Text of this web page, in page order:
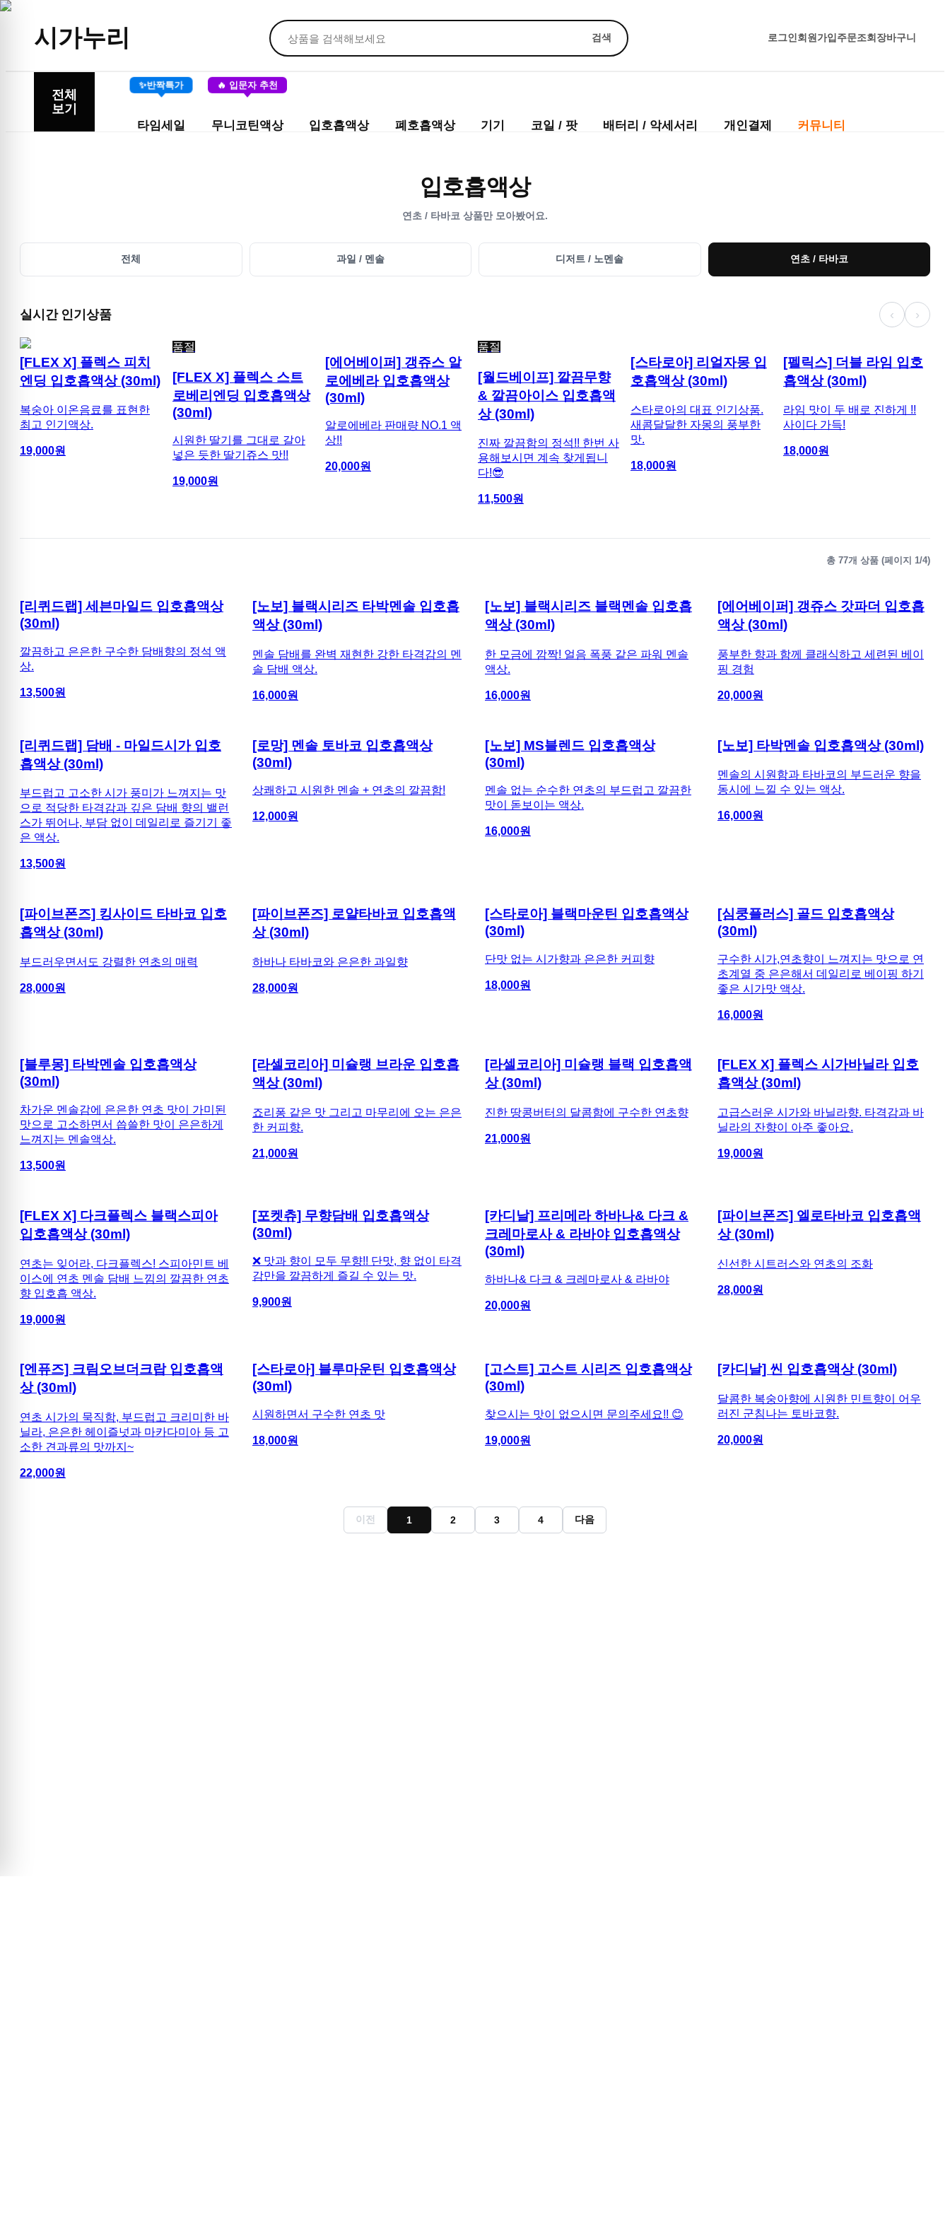
시가누리 검색 로그인 회원가입 주문조회 장바구니
전체
보기
✨반짝특가
타임세일
🔥 입문자 추천
무니코틴액상 입호흡액상 폐호흡액상 기기 코일 / 팟 배터리 / 악세서리 개인결제 커뮤니티
입호흡액상
연초 / 타바코 상품만 모아봤어요.
전체 과일 / 멘솔 디저트 / 노멘솔 연초 / 타바코
실시간 인기상품 ‹ ›
[FLEX X] 플렉스 피치
엔딩 입호흡액상 (30ml)
복숭아 이온음료를 표현한
최고 인기액상.
19,000원
품절
[FLEX X] 플렉스 스트
로베리엔딩 입호흡액상
(30ml)
시원한 딸기를 그대로 갈아
넣은 듯한 딸기쥬스 맛!!
19,000원
[에어베이퍼] 갱쥬스 알
로에베라 입호흡액상
(30ml)
알로에베라 판매량 NO.1 액
상!!
20,000원
품절
[월드베이프] 깔끔무향
& 깔끔아이스 입호흡액
상 (30ml)
진짜 깔끔함의 정석!! 한번 사
용해보시면 계속 찾게됩니
다!😎
11,500원
[스타로아] 리얼자몽 입
호흡액상 (30ml)
스타로아의 대표 인기상품.
새콤달달한 자몽의 풍부한
맛.
18,000원
[펠릭스] 더블 라임 입호
흡액상 (30ml)
라임 맛이 두 배로 진하게 !!
사이다 가득!
18,000원
총 77개 상품 (페이지 1/4)
[리퀴드랩] 세븐마일드 입호흡액상
(30ml)
깔끔하고 은은한 구수한 담배향의 정석 액
상.
13,500원
[노보] 블랙시리즈 타박멘솔 입호흡
액상 (30ml)
멘솔 담배를 완벽 재현한 강한 타격감의 멘
솔 담배 액상.
16,000원
[노보] 블랙시리즈 블랙멘솔 입호흡
액상 (30ml)
한 모금에 깜짝! 얼음 폭풍 같은 파워 멘솔
액상.
16,000원
[에어베이퍼] 갱쥬스 갓파더 입호흡
액상 (30ml)
풍부한 향과 함께 클래식하고 세련된 베이
핑 경험
20,000원
[리퀴드랩] 담배 - 마일드시가 입호
흡액상 (30ml)
부드럽고 고소한 시가 풍미가 느껴지는 맛
으로 적당한 타격감과 깊은 담배 향의 밸런
스가 뛰어나, 부담 없이 데일리로 즐기기 좋
은 액상.
13,500원
[로망] 멘솔 토바코 입호흡액상
(30ml)
상쾌하고 시원한 멘솔 + 연초의 깔끔함!
12,000원
[노보] MS블렌드 입호흡액상
(30ml)
멘솔 없는 순수한 연초의 부드럽고 깔끔한
맛이 돋보이는 액상.
16,000원
[노보] 타박멘솔 입호흡액상 (30ml)
멘솔의 시원함과 타바코의 부드러운 향을
동시에 느낄 수 있는 액상.
16,000원
[파이브폰즈] 킹사이드 타바코 입호
흡액상 (30ml)
부드러우면서도 강렬한 연초의 매력
28,000원
[파이브폰즈] 로얄타바코 입호흡액
상 (30ml)
하바나 타바코와 은은한 과일향
28,000원
[스타로아] 블랙마운틴 입호흡액상
(30ml)
단맛 없는 시가향과 은은한 커피향
18,000원
[심쿵플러스] 골드 입호흡액상
(30ml)
구수한 시가,연초향이 느껴지는 맛으로 연
초계열 중 은은해서 데일리로 베이핑 하기
좋은 시가맛 액상.
16,000원
[블루몽] 타박멘솔 입호흡액상
(30ml)
차가운 멘솔감에 은은한 연초 맛이 가미된
맛으로 고소하면서 씁쓸한 맛이 은은하게
느껴지는 멘솔액상.
13,500원
[라셀코리아] 미슐랭 브라운 입호흡
액상 (30ml)
죠리퐁 같은 맛 그리고 마무리에 오는 은은
한 커피향.
21,000원
[라셀코리아] 미슐랭 블랙 입호흡액
상 (30ml)
진한 땅콩버터의 달콤함에 구수한 연초향
21,000원
[FLEX X] 플렉스 시가바닐라 입호
흡액상 (30ml)
고급스러운 시가와 바닐라향. 타격감과 바
닐라의 잔향이 아주 좋아요.
19,000원
[FLEX X] 다크플렉스 블랙스피아
입호흡액상 (30ml)
연초는 잊어라, 다크플렉스! 스피아민트 베
이스에 연초 멘솔 담배 느낌의 깔끔한 연초
향 입호흡 액상.
19,000원
[포켓츄] 무향담배 입호흡액상
(30ml)
❌ 맛과 향이 모두 무향!! 단맛, 향 없이 타격
감만을 깔끔하게 즐길 수 있는 맛.
9,900원
[카디날] 프리메라 하바나& 다크 &
크레마로사 & 라바야 입호흡액상
(30ml)
하바나& 다크 & 크레마로사 & 라바야
20,000원
[파이브폰즈] 엘로타바코 입호흡액
상 (30ml)
신선한 시트러스와 연초의 조화
28,000원
[엔퓨즈] 크림오브더크랍 입호흡액
상 (30ml)
연초 시가의 묵직함, 부드럽고 크리미한 바
닐라, 은은한 헤이즐넛과 마카다미아 등 고
소한 견과류의 맛까지~
22,000원
[스타로아] 블루마운틴 입호흡액상
(30ml)
시원하면서 구수한 연초 맛
18,000원
[고스트] 고스트 시리즈 입호흡액상
(30ml)
찾으시는 맛이 없으시면 문의주세요!! 😊
19,000원
[카디날] 씬 입호흡액상 (30ml)
달콤한 복숭아향에 시원한 민트향이 어우
러진 군침나는 토바코향.
20,000원
이전 1 2 3 4 다음